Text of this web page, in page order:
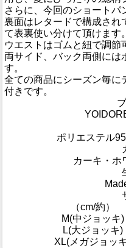
さらに、今回のショートパ
裏面はレタードで構成され
て表裏使い分けて頂けます。
ウエストはゴムと紐で調節
両サイド、バック両側には
す。
全ての商品にシーズン毎に
付きです。
ポリエステル
カーキ・ホ
（cm/約）
M(中ジョッキ)
L(大ジョッキ)
XL(メガジョッ